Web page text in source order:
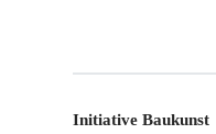
Initiative Baukunst